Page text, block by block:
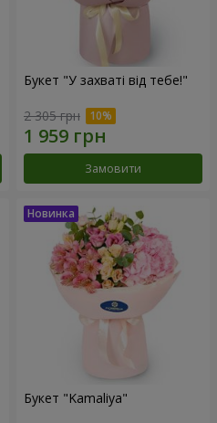
Букет "У захваті від тебе!"
2 305 грн
Замовити
Букет "Kamaliya"